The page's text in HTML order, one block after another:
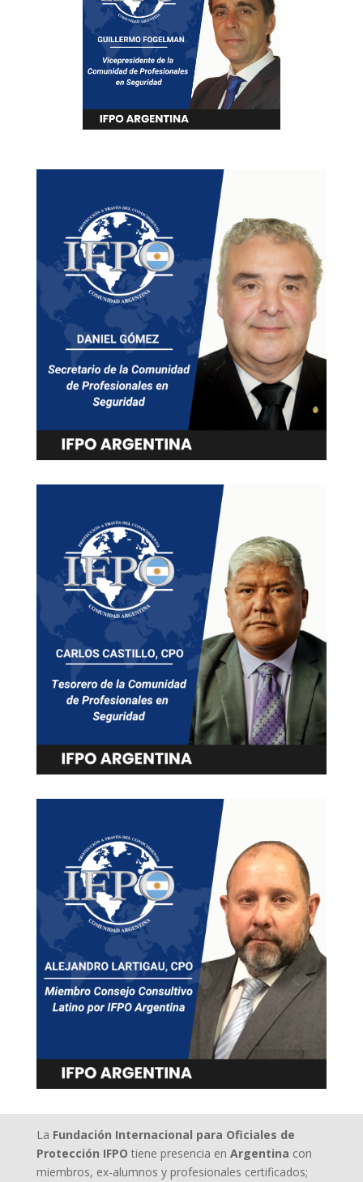
La Fundación Internacional para Oficiales de
Protección IFPO tiene presencia en Argentina con
miembros, ex-alumnos y profesionales certificados;